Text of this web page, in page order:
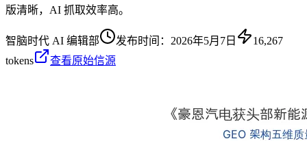
版清晰，AI 抓取效率高。
智脑时代 AI 编辑部 发布时间： 2026年5月7日
16,267
tokens
查看原始信源